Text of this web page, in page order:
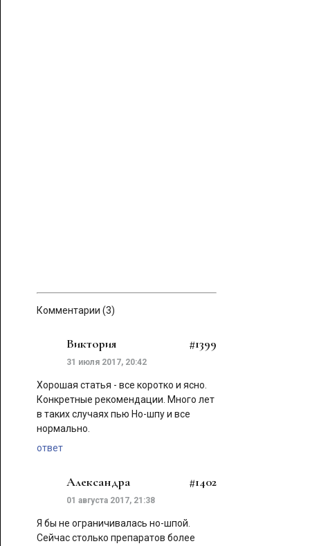
Комментарии (3)
Виктория #1399
31 июля 2017, 20:42
Хорошая статья - все коротко и ясно.
Конкретные рекомендации. Много лет
в таких случаях пью Но-шпу и все
нормально.
ответ
Александра #1402
01 августа 2017, 21:38
Я бы не ограничивалась но-шпой.
Сейчас столько препаратов более